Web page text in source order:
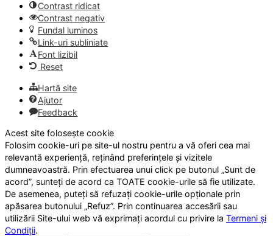
Contrast ridicat
Contrast negativ
Fundal luminos
Link-uri subliniate
Font lizibil
Reset
Hartă site
Ajutor
Feedback
Acest site folosește cookie
Folosim cookie-uri pe site-ul nostru pentru a vă oferi cea mai
relevantă experiență, reținând preferințele și vizitele
dumneavoastră. Prin efectuarea unui click pe butonul „Sunt de
acord”, sunteți de acord ca TOATE cookie-urile să fie utilizate.
De asemenea, puteți să refuzați cookie-urile opționale prin
apăsarea butonului „Refuz”. Prin continuarea accesării sau
utilizării Site-ului web vă exprimați acordul cu privire la Termeni și
Condiții.